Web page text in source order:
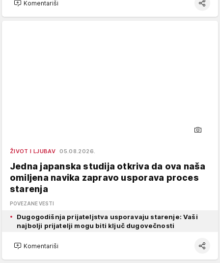
Komentariši
ŽIVOT I LJUBAV 05.08.2026.
Jedna japanska studija otkriva da ova naša
omiljena navika zapravo usporava proces
starenja
POVEZANE VESTI
Dugogodišnja prijateljstva usporavaju starenje: Vaši
najbolji prijatelji mogu biti ključ dugovečnosti
Komentariši